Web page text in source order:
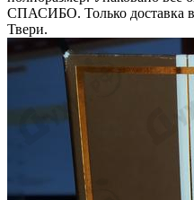
СПАСИБО. Только доставка в
Твери.